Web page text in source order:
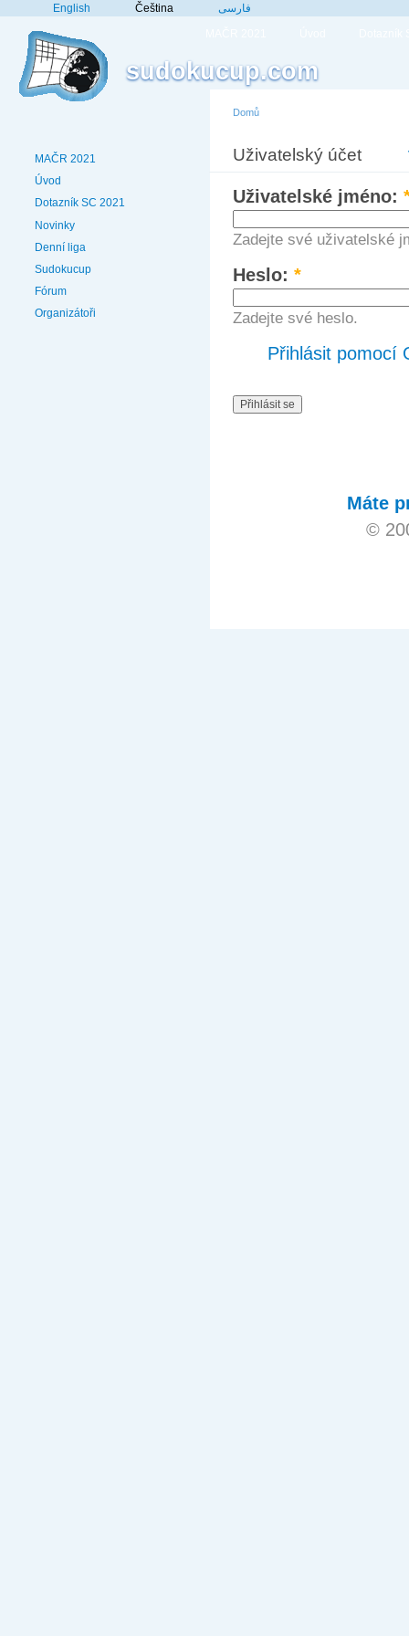
English Čeština فارسی
sudokucup.com
MAČR 2021
Úvod
Dotazník SC 2021
Novinky
Denní liga
Sudokucup
Fórum
Organizátoři
Domů
Uživatelský účet
Uživatelské jméno:
Zadejte své uživatelské
Heslo: *
Zadejte své heslo.
Přihlásit pomocí
Máte
©